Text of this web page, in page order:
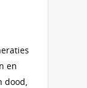
en
dood,